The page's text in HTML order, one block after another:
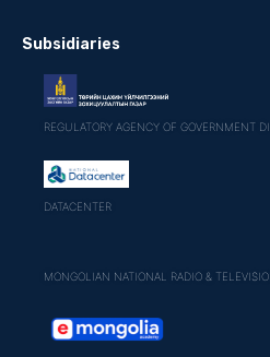
Subsidiaries
REGULATORY AGENCY OF GOVERNMENT
DATACENTER
MONGOLIAN NATIONAL RADIO &